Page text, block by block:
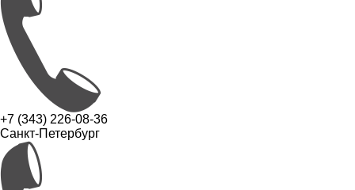
+7 (343) 226-08-36
Санкт-Петербург